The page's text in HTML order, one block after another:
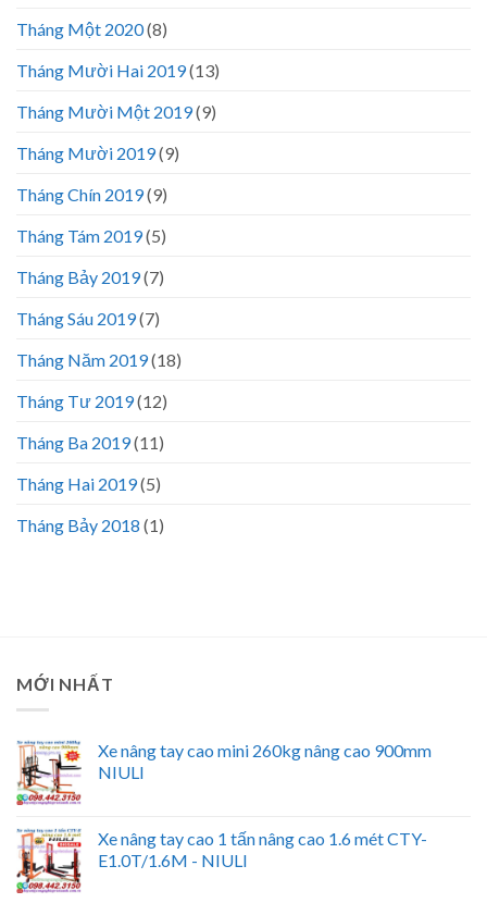
Tháng Một 2020(8)
Tháng Mười Hai 2019(13)
Tháng Mười Một 2019(9)
Tháng Mười 2019(9)
Tháng Chín 2019(9)
Tháng Tám 2019(5)
Tháng Bảy 2019(7)
Tháng Sáu 2019(7)
Tháng Năm 2019(18)
Tháng Tư 2019(12)
Tháng Ba 2019(11)
Tháng Hai 2019(5)
Tháng Bảy 2018 (1)
MỚI NHẤT
Xe nâng tay cao mini 260kg nâng cao 900mm
NIULI
Xe nâng tay cao 1 tấn nâng cao 1.6 mét CTY-
E1.0T/1.6M - NIULI